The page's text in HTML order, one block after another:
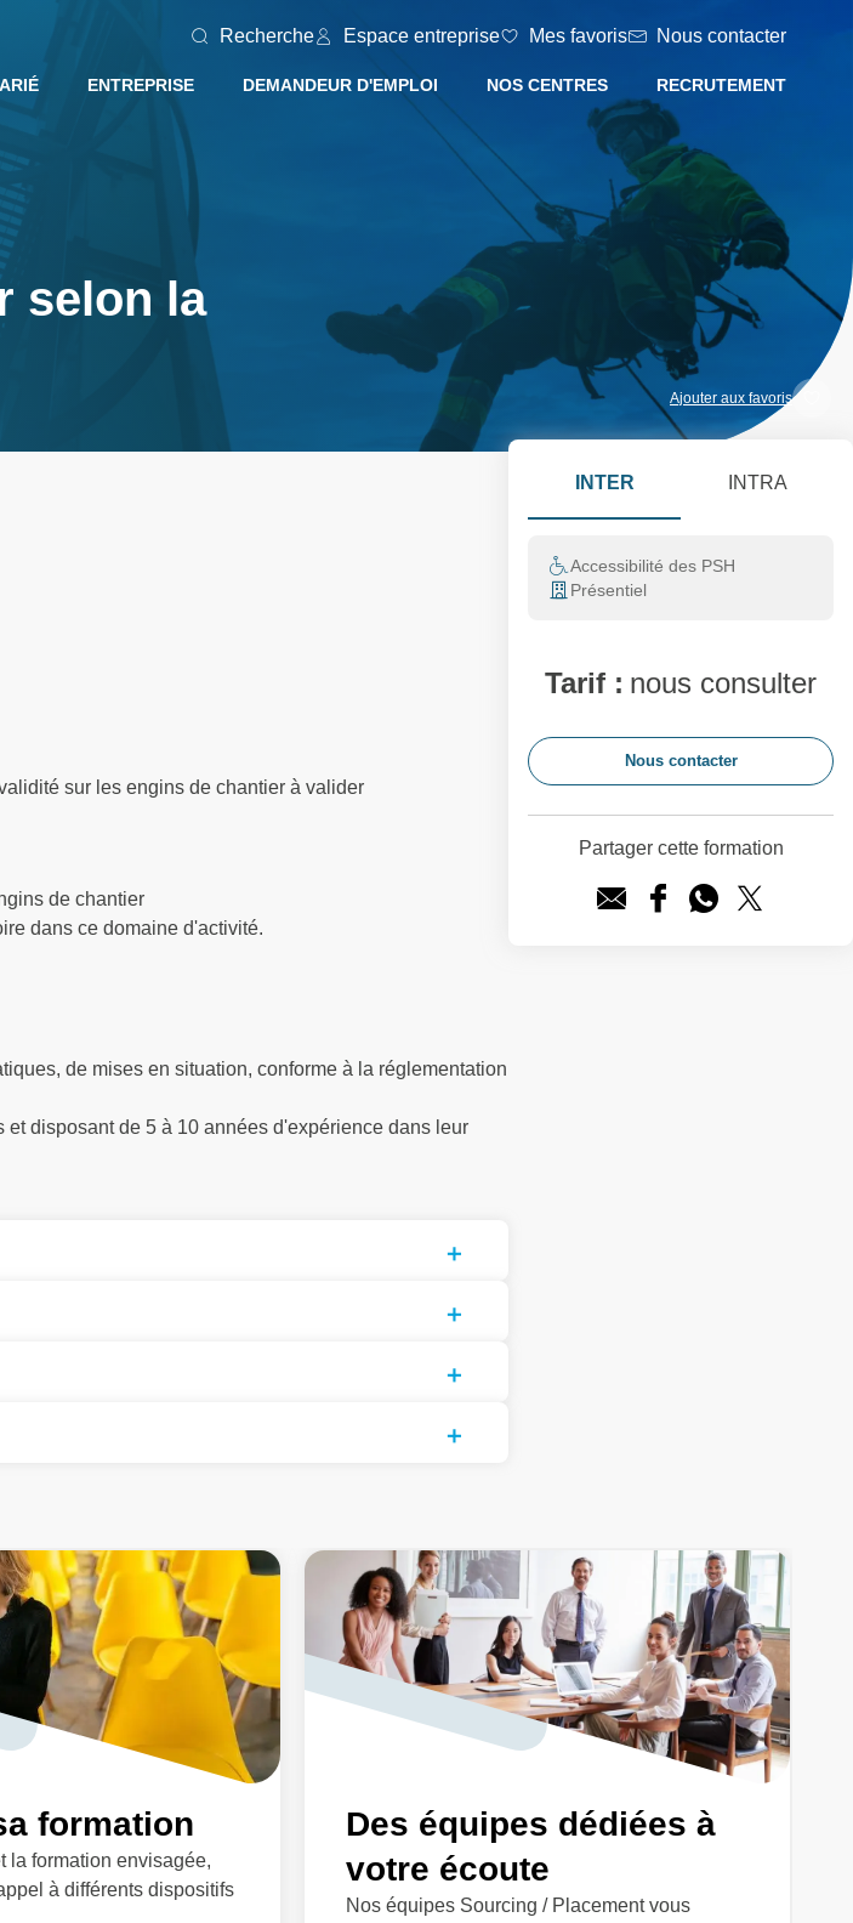
Recherche Espace entreprise Mes favoris Nous contacter
ENTREPRISE DEMANDEUR D'EMPLOI NOS CENTRES RECRUTEMENT
selon la
Ajouter aux favoris
sur les engins de chantier à valider
de chantier
dans ce domaine d'activité.
de mises en situation, conforme à la réglementation
disposant de 5 à 10 années d'expérience dans leur
INTER INTRA
Accessibilité des PSH
Présentiel
Tarif : nous consulter
Nous contacter
Partager cette formation
formation
la formation envisagée,
à différents dispositifs
Des équipes dédiées à
votre écoute
Nos équipes Sourcing / Placement vous